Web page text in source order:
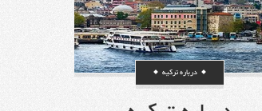
درباره ترکیه